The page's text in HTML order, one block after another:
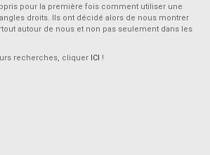
pour la première fois comment utiliser une
droits. Ils ont décidé alors de nous montrer
autour de nous et non pas seulement dans les
recherches, cliquer ICI !